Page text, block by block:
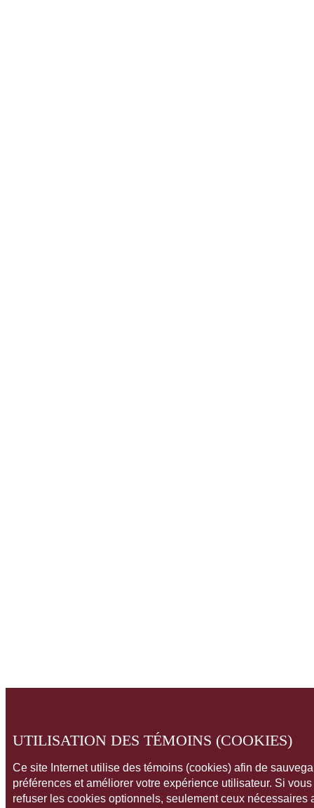
UTILISATION DES TÉMOINS (COOKIES)
Ce site Internet utilise des témoins (cookies) afin de
préférences et améliorer votre expérience utilisateur. Si
refuser les cookies optionnels, seulement ceux nécessaires